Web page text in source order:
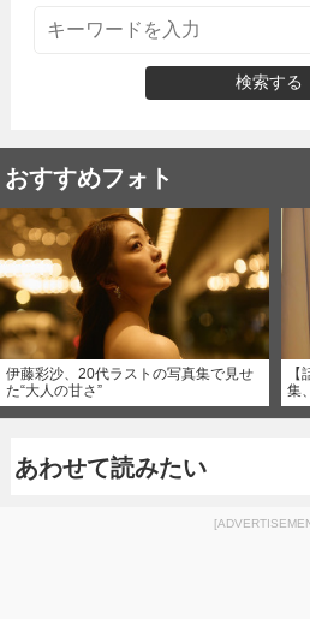
検索する
おすすめフォト
伊藤彩沙、20代ラストの写真集で見せ
た“大人の甘さ”
集
あわせて読みたい